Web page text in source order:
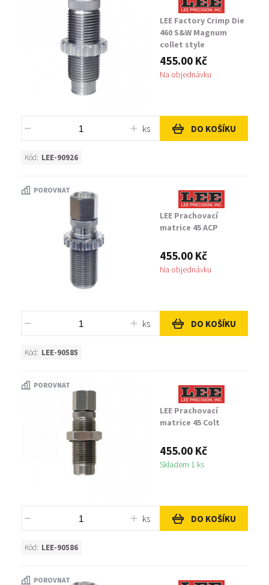
LEE Factory Crimp Die
460 S&W Magnum
collet style
455.00 Kč
Na objednávku
ks DO KOŠÍKU
Kód: LEE-90926
POROVNAT
LEE Prachovací
matrice 45 ACP
455.00 Kč
Na objednávku
ks DO KOŠÍKU
Kód: LEE-90585
POROVNAT
LEE Prachovací
matrice 45 Colt
455.00 Kč
Skladem 1 ks
ks DO KOŠÍKU
Kód: LEE-90586
POROVNAT